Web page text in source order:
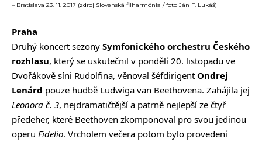
– Bratislava 23. 11. 2017 (zdroj Slovenská filharmónia / foto Ján F. Lukáš)
Praha
Druhý koncert sezony Symfonického orchestru Českého
rozhlasu, který se uskutečnil v pondělí 20. listopadu ve
Dvořákově síni Rudolfina, věnoval šéfdirigent Ondrej
Lenárd pouze hudbě Ludwiga van Beethovena. Zahájila jej
Leonora č. 3, nejdramatičtější a patrně nejlepší ze čtyř
předeher, které Beethoven zkomponoval pro svou jedinou
operu Fidelio. Vrcholem večera potom bylo provedení